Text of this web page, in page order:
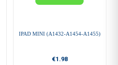
IPAD MINI (A1432-A1454-A1455)
€1.98